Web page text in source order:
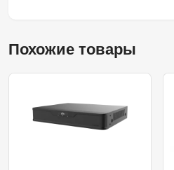
Похожие товары